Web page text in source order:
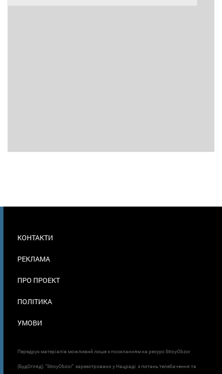
В
КОНТАКТИ
РЕКЛАМА
ПРО ПРОЕКТ
ПОЛІТИКА
УМОВИ
Передрук матеріалів можливий лише з посиланням на ресурс StroyObzor
(БудОгляд). "StroyObzor" зареєстровано у Нацраді з питань телебачення та